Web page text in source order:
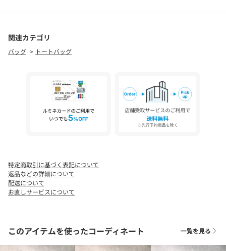
・クッション材入りのA4サイズが収まる大きめなポケット
［13inch（約21cm×31cm）のノートPCやタブレットを収納が可
能］
・内側のサイドに、500mlのペットボトルや折りたたみ傘などの
収納に便利なホルダー付き。
-サブコンパートメント-
・ファスナーポケット（スマートフォンやイヤホンなど）
【注意事項】
※商品を使用前に、タグ等に記載されている「取り扱い上の注意
書き」、「洗濯表示」を必ずご確認ください。
※商品の色味の目安は、商品単体の画像をご参照ください。
関連カテゴリ
バッグ トートバッグ
特定商取引に基づく表記について
返品などの詳細について
配送について
お直しサービスについて
このアイテムを使ったコーディネート 一覧を見る